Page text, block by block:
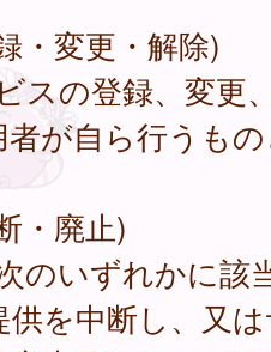
・変更・解除)
の登録、変更
が自ら行うも
・廃止)
のいずれかに該
を中断し、又